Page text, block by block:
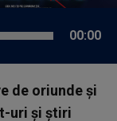
00:00
de oriunde și
uri și știri